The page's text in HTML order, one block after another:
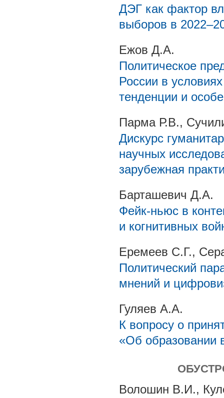
ДЭГ как фактор
выборов в
Ежов Д.А.
Политическое
России в
тенденции и
Парма Р.В.,
Дискурс
научных
зарубежная
Барташевич Д.А.
Фейк-ньюс в
и когнитивных
Еремеев С.Г.,
Политический
мнений и
Гуляев А.А.
К вопросу о
«Об образовании
Волошин В.И.,